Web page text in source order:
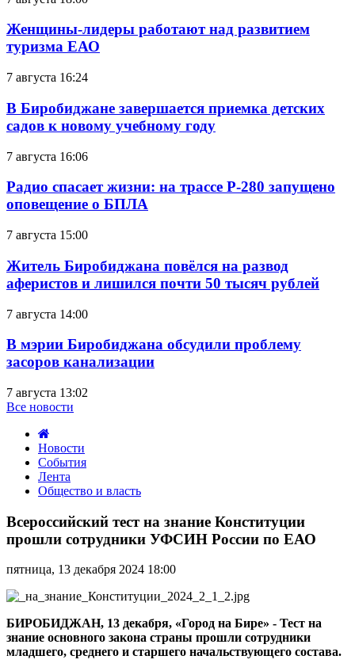
Женщины-лидеры работают над развитием
туризма ЕАО
7 августа 16:24
В Биробиджане завершается приемка детских
садов к новому учебному году
7 августа 16:06
Радио спасает жизни: на трассе Р-280 запущено
оповещение о БПЛА
7 августа 15:00
Житель Биробиджана повёлся на развод
аферистов и лишился почти 50 тысяч рублей
7 августа 14:00
В мэрии Биробиджана обсудили проблему
засоров канализации
7 августа 13:02
Все новости
Новости
События
Лента
Общество и власть
тест
знание
прошли
сотрудники
УФСИН
России
по
ЕАО
Всероссийский тест на знание Конституции
прошли сотрудники УФСИН России по ЕАО
пятница, 13 декабря 2024 18:00
БИРОБИДЖАН, 13 декабря, «Город на Бире» - Тест на
знание основного закона страны прошли сотрудники
младшего, среднего и старшего начальствующего состава.